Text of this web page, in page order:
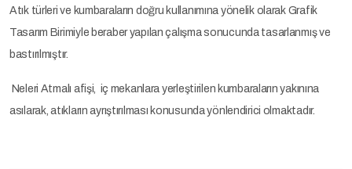
Atık türleri ve kumbaraların doğru kullanımına yönelik olarak Grafik
Tasarım Birimiyle beraber yapılan çalışma sonucunda tasarlanmış ve
bastırılmıştır.
Neleri Atmalı afişi, iç mekanlara yerleştirilen kumbaraların yakınına
asılarak, atıkların ayrıştırılması konusunda yönlendirici olmaktadır.